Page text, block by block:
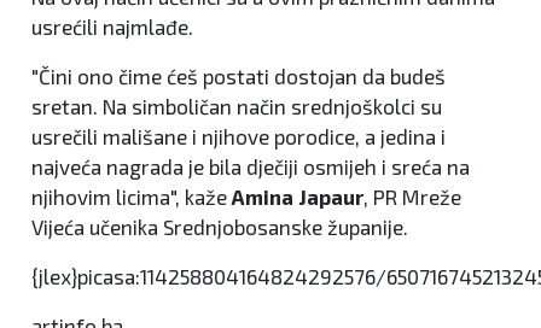
usrećili najmlađe.
"Čini ono čime ćeš postati dostojan da budeš
sretan. Na simboličan način srednjoškolci su
usrečili mališane i njihove porodice, a jedina i
najveća nagrada je bila dječiji osmijeh i sreća na
njihovim licima", kaže Amina Japaur, PR Mreže
Vijeća učenika Srednjobosanske županije.
{jlex}picasa:114258804164824292576/